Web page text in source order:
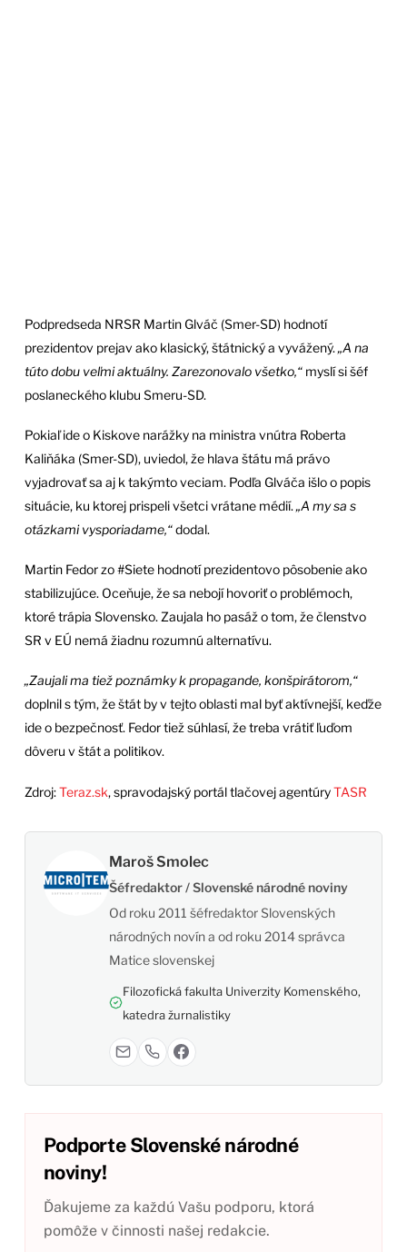
Podpredseda NRSR Martin Glváč (Smer-SD) hodnotí
prezidentov prejav ako klasický, štátnický a vyvážený. „A na
túto dobu veľmi aktuálny. Zarezonovalo všetko,“ myslí si šéf
poslaneckého klubu Smeru-SD.
Pokiaľ ide o Kiskove narážky na ministra vnútra Roberta
Kaliňáka (Smer-SD), uviedol, že hlava štátu má právo
vyjadrovať sa aj k takýmto veciam. Podľa Glváča išlo o popis
situácie, ku ktorej prispeli všetci vrátane médií. „A my sa s
otázkami vysporiadame,“dodal.
Martin Fedor zo #Siete hodnotí prezidentovo pôsobenie ako
stabilizujúce. Oceňuje, že sa nebojí hovoriť o problémoch,
ktoré trápia Slovensko. Zaujala ho pasáž o tom, že členstvo
SR v EÚ nemá žiadnu rozumnú alternatívu.
„Zaujali ma tiež poznámky k propagande, konšpirátorom,“
doplnil s tým, že štát by v tejto oblasti mal byť aktívnejší, keďže
ide o bezpečnosť. Fedor tiež súhlasí, že treba vrátiť ľuďom
dôveru v štát a politikov.
Zdroj:Teraz.sk, spravodajský portál tlačovej agentúryTASR
Maroš Smolec
Šéfredaktor / Slovenské národné noviny
Od roku 2011 šéfredaktor Slovenských
národných novín a od roku 2014 správca
Matice slovenskej
Filozofická fakulta Univerzity Komenského,
katedra žurnalistiky
Podporte Slovenské národné
noviny!
Ďakujeme za každú Vašu podporu, ktorá
pomôže v činnosti našej redakcie.